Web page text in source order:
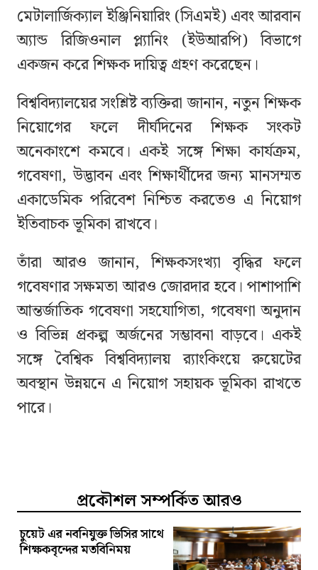
মেটালার্জিক্যাল ইঞ্জিনিয়ারিং (সিএমই) এবং আরবান
অ্যান্ড রিজিওনাল প্ল্যানিং (ইউআরপি) বিভাগে
একজন করে শিক্ষক দায়িত্ব গ্রহণ করেছেন।
বিশ্ববিদ্যালয়ের সংশ্লিষ্ট ব্যক্তিরা জানান, নতুন শিক্ষক
নিয়োগের ফলে দীর্ঘদিনের শিক্ষক সংকট
অনেকাংশে কমবে। একই সঙ্গে শিক্ষা কার্যক্রম,
গবেষণা, উদ্ভাবন এবং শিক্ষার্থীদের জন্য মানসম্মত
একাডেমিক পরিবেশ নিশ্চিত করতেও এ নিয়োগ
ইতিবাচক ভূমিকা রাখবে।
তাঁরা আরও জানান, শিক্ষকসংখ্যা বৃদ্ধির ফলে
গবেষণার সক্ষমতা আরও জোরদার হবে। পাশাপাশি
আন্তর্জাতিক গবেষণা সহযোগিতা, গবেষণা অনুদান
ও বিভিন্ন প্রকল্প অর্জনের সম্ভাবনা বাড়বে। একই
সঙ্গে বৈশ্বিক বিশ্ববিদ্যালয় র‍্যাংকিংয়ে রুয়েটের
অবস্থান উন্নয়নে এ নিয়োগ সহায়ক ভূমিকা রাখতে
পারে।
প্রকৌশল সম্পর্কিত আরও
চুয়েট এর নবনিযুক্ত ভিসির সাথে
শিক্ষকবৃন্দের মতবিনিময়